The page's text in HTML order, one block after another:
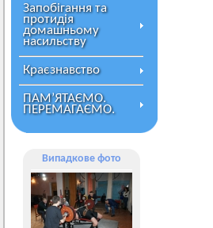
Запобігання та
протидія
домашньому
насильству
Краєзнавство
ПАМ’ЯТАЄМО.
ПЕРЕМАГАЄМО.
Випадкове фото